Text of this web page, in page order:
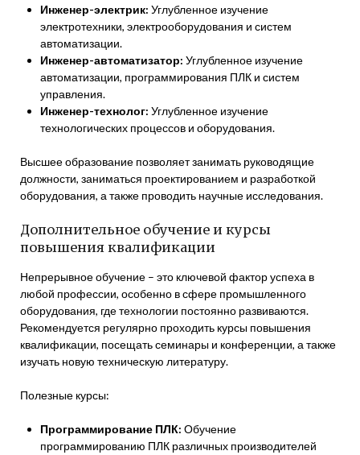
Инженер-электрик: Углубленное изучение
электротехники, электрооборудования и систем
автоматизации.
Инженер-автоматизатор: Углубленное изучение
автоматизации, программирования ПЛК и систем
управления.
Инженер-технолог: Углубленное изучение
технологических процессов и оборудования.
Высшее образование позволяет занимать руководящие
должности, заниматься проектированием и разработкой
оборудования, а также проводить научные исследования.
Дополнительное обучение и курсы
повышения квалификации
Непрерывное обучение – это ключевой фактор успеха в
любой профессии, особенно в сфере промышленного
оборудования, где технологии постоянно развиваются.
Рекомендуется регулярно проходить курсы повышения
квалификации, посещать семинары и конференции, а также
изучать новую техническую литературу.
Полезные курсы:
Программирование ПЛК: Обучение
программированию ПЛК различных производителей